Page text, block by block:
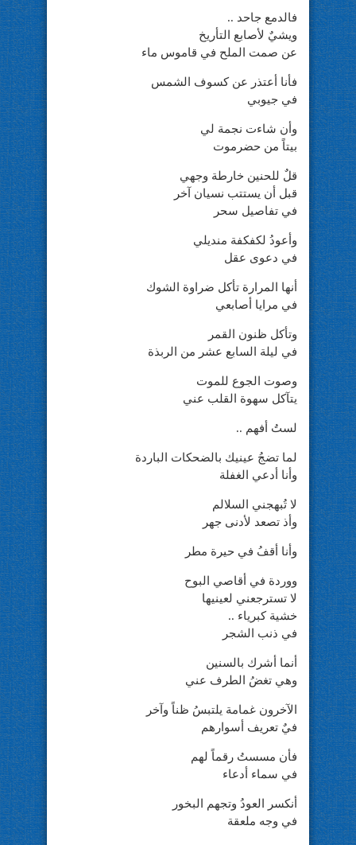
فالدمع جاحد ..
ويشيٌ لأصابع التأريخ
عن صمت الملح في قاموس ماء
فأنا أعتذر عن كسوف الشمس
في جيوبي
وأن شاءت نجمة لي
بيتاً من حضرموت
قلٌ للحنين خارطة وجهي
قبل أن يستتب نسيان آخر
في تفاصيل سحر
وأعودُ لكفكفة منديلي
في دعوى عقل
أنها المرارة تأكل ضراوة الشوك
في مرايا أصابعي
وتأكل ظنون القمر
في ليلة السابع عشر من الربذة
وصوت الجوع للموت
يتآكل سهوة القلب عني
لستُ أفهم ..
لما تضجُ عينيك بالضحكات الباردة
وأنا أدعي الغفلة
لا تُبهجني السلالم
وأذ تصعد لأدنى جهر
وأنا أقفُ في حيرة مطر
ووردة في أقاصي البوح
لا تسترجعني لعينيها
خشية كبرياء ..
في ذنب الشجر
أنما أشرك بالسنين
وهي تغضُ الطرف عني
الآخرون غمامة يلتبسُ ظناً وآخر
فيٌ تعريف أسوارهم
فأن مسستُ رقماً لهم
في سماء أدعاء
أنكسر العودُ وتجهم البخور
في وجه ملعقة